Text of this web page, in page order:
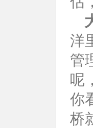
洋
管
呢
你
桥